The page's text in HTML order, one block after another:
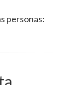
personas: